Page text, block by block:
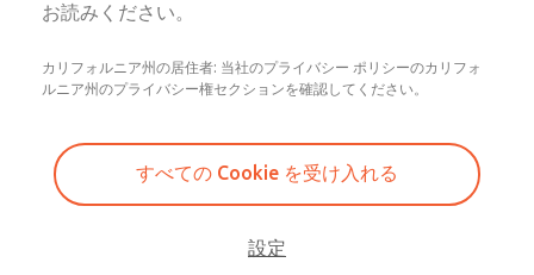
実際の商品は、画像とは異なる場合があります。 ご購入前に商品の
お読みください。
カリフォルニア州の居住者: 当社のプライバシー ポリシーのカリフォ
ルニア州のプライバシー権セクションを確認してください。
すべての Cookie を受け入れる
設定